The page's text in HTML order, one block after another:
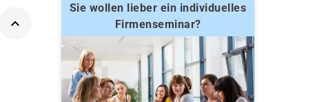
Sie wollen lieber ein individuelles
Firmenseminar?